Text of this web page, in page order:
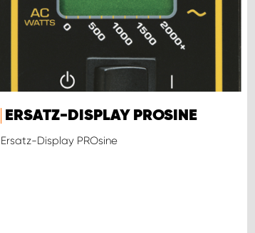
ERSATZ-DISPLAY PROSINE
Ersatz-Display PROsine